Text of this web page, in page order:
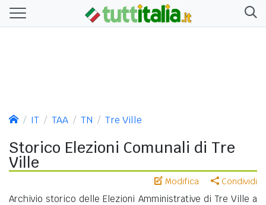
IT TAA TN Tre Ville
Storico Elezioni Comunali di Tre
Ville
Modifica Condividi
Archivio storico delle Elezioni Amministrative di Tre Ville a